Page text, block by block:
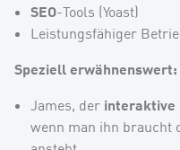
SEO-Tools (Yoast)
Leistungsfähiger
Speziell erwähnenswert:
James, der interaktive
wenn man ihn braucht